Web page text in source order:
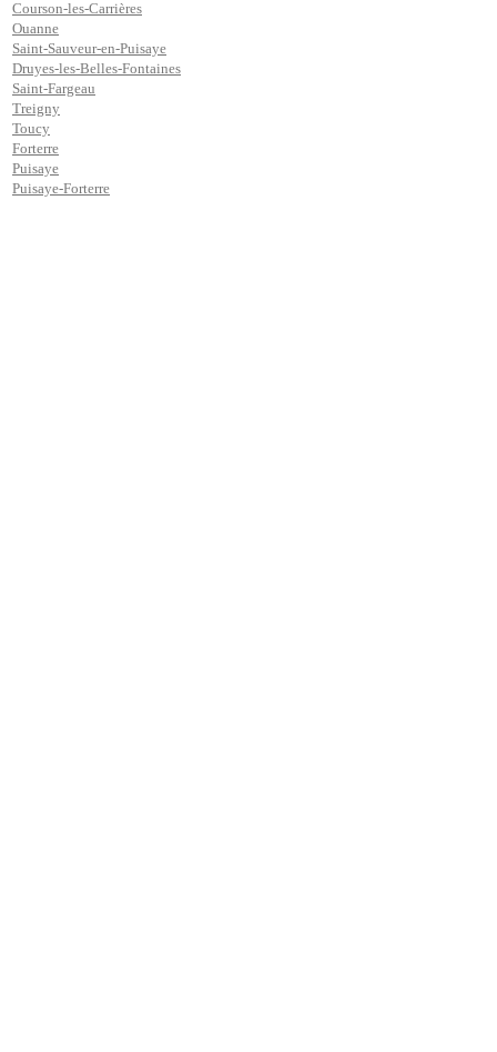
Courson-les-Carrières
Ouanne
Saint-Sauveur-en-Puisaye
Druyes-les-Belles-Fontaines
Saint-Fargeau
Treigny
Toucy
Forterre
Puisaye
Puisaye-Forterre